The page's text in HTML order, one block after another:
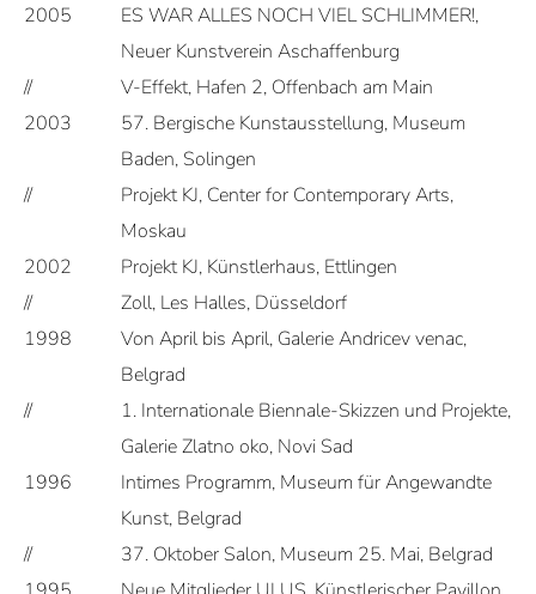
2005
ES WAR ALLES NOCH VIEL SCHLIMMER!,
Neuer Kunstverein Aschaffenburg
//
V-Effekt, Hafen 2, Offenbach am Main
2003
57. Bergische Kunstausstellung, Museum
Baden, Solingen
//
Projekt KJ, Center for Contemporary Arts,
Moskau
2002
Projekt KJ, Künstlerhaus, Ettlingen
//
Zoll, Les Halles, Düsseldorf
1998
Von April bis April, Galerie Andricev venac,
Belgrad
//
1. Internationale Biennale-Skizzen und Projekte,
Galerie Zlatno oko, Novi Sad
1996
Intimes Programm, Museum für Angewandte
Kunst, Belgrad
//
37. Oktober Salon, Museum 25. Mai, Belgrad